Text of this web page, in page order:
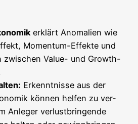
erklärt Anoma­lien wie
Momen­tum-Effek­te und
zwi­schen Value- und Growth-
Erkennt­nis­se aus der
kön­nen hel­fen zu ver­
Anle­ger ver­lust­brin­gen­de